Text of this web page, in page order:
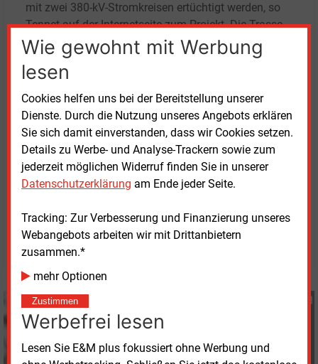
Wie gewohnt mit Werbung
lesen
Cookies helfen uns bei der Bereitstellung unserer
Dienste. Durch die Nutzung unseres Angebots erklären
Sie sich damit einverstanden, dass wir Cookies setzen.
Details zu Werbe- und Analyse-Trackern sowie zum
jederzeit möglichen Widerruf finden Sie in unserer
Datenschutzerklärung am Ende jeder Seite.
Tracking: Zur Verbesserung und Finanzierung unseres
Webangebots arbeiten wir mit Drittanbietern
zusammen.*
mehr Optionen
Zustimmen
Werbefrei lesen
Lesen Sie E&M plus fokussiert ohne Werbung und
mit zwei 380-kV-Stromkreisen ertüchtigt werden, so
Tennet auf der Internetseite zum Projekt. Die Trasse
bleibe dabei erhalten, ebenso wie etwa die Hälfte der
bestehenden 82 Masten. Man gehe momentan davon
aus, nur 45
2023 soll das Planfeststellungsverfahren für das
Projekt eröffnet werden, der Baubeginn ist für 2025
geplant. In Betrieb gehen könnten die neuen
Leitungen 2028.
Katia Meyer-Tien
© 2026 Energie & Management GmbH
und-management.de